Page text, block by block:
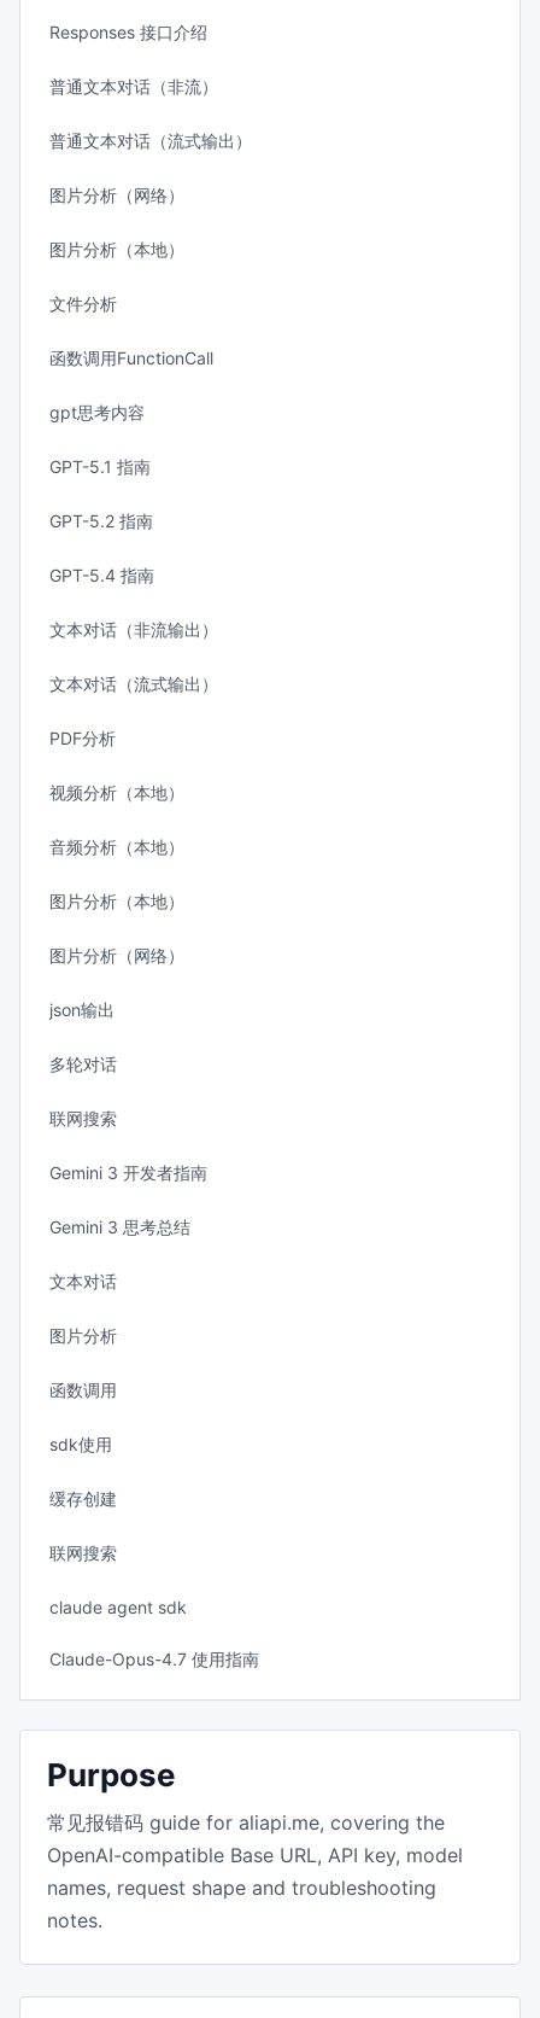
Responses 接口介绍
普通文本对话（非流）
普通文本对话（流式输出）
图片分析（网络）
图片分析（本地）
文件分析
函数调用FunctionCall
gpt思考内容
GPT-5.1 指南
GPT-5.2 指南
GPT-5.4 指南
文本对话（非流输出）
文本对话（流式输出）
PDF分析
视频分析（本地）
音频分析（本地）
图片分析（本地）
图片分析（网络）
json输出
多轮对话
联网搜索
Gemini 3 开发者指南
Gemini 3 思考总结
文本对话
图片分析
函数调用
sdk使用
缓存创建
联网搜索
claude agent sdk
Claude-Opus-4.7 使用指南
Purpose
常见报错码 guide for aliapi.me, covering the
OpenAI-compatible Base URL, API key, model
names, request shape and troubleshooting
notes.